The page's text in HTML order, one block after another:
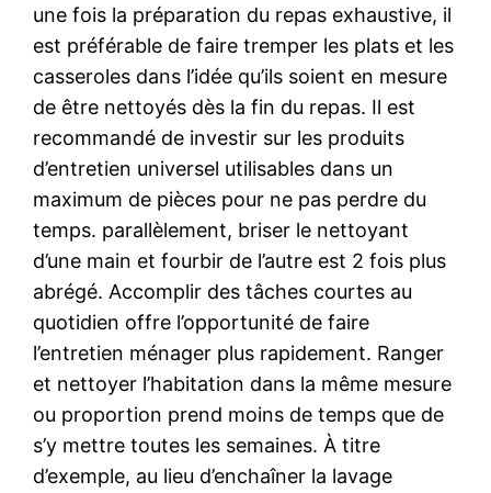
une fois la préparation du repas exhaustive, il
est préférable de faire tremper les plats et les
casseroles dans l’idée qu’ils soient en mesure
de être nettoyés dès la fin du repas. Il est
recommandé de investir sur les produits
d’entretien universel utilisables dans un
maximum de pièces pour ne pas perdre du
temps. parallèlement, briser le nettoyant
d’une main et fourbir de l’autre est 2 fois plus
abrégé. Accomplir des tâches courtes au
quotidien offre l’opportunité de faire
l’entretien ménager plus rapidement. Ranger
et nettoyer l’habitation dans la même mesure
ou proportion prend moins de temps que de
s’y mettre toutes les semaines. À titre
d’exemple, au lieu d’enchaîner la lavage